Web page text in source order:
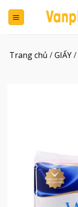
đến
Trang chủ /GIẤY/